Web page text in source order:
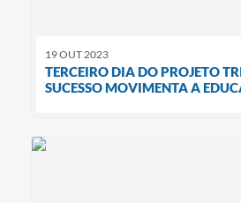
19 OUT 2023
TERCEIRO DIA DO PROJETO
SUCESSO MOVIMENTA A